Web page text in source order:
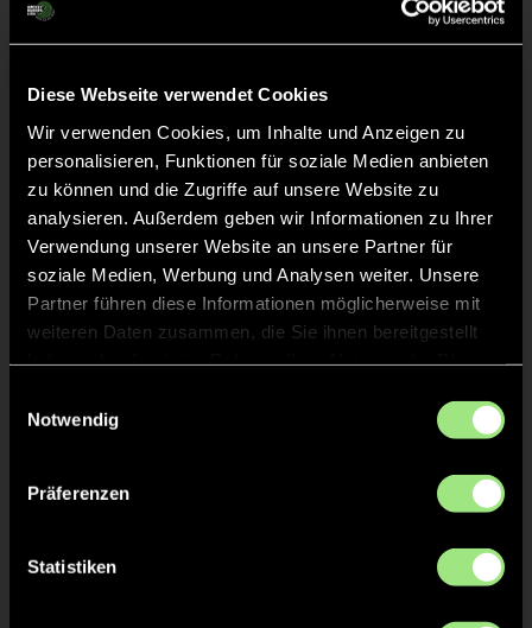
Diese Webseite verwendet Cookies
Wir verwenden Cookies, um Inhalte und Anzeigen zu
personalisieren, Funktionen für soziale Medien anbieten
zu können und die Zugriffe auf unsere Website zu
analysieren. Außerdem geben wir Informationen zu Ihrer
Verwendung unserer Website an unsere Partner für
soziale Medien, Werbung und Analysen weiter. Unsere
Partner führen diese Informationen möglicherweise mit
weiteren Daten zusammen, die Sie ihnen bereitgestellt
Notwendig
Präferenzen
Statistiken
6
Anna M.
Mina M.
Staff